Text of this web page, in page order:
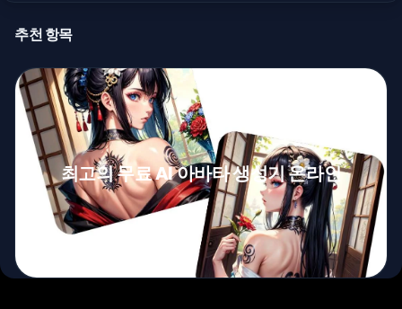
추천 항목
최고의 무료 AI 아바타 생성기 온라인